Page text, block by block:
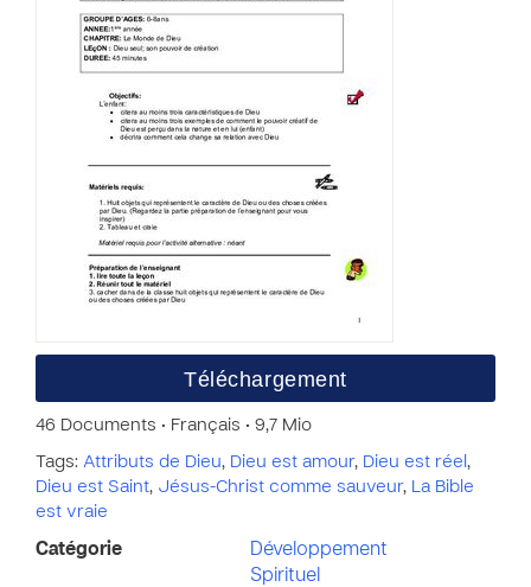
Téléchargement
46 Documents • Français • 9,7 Mio
Tags: Attributs de Dieu, Dieu est amour, Dieu est réel ,
Dieu est Saint, Jésus-Christ comme sauveur, La Bible
est vraie
Catégorie
Développement
Spirituel